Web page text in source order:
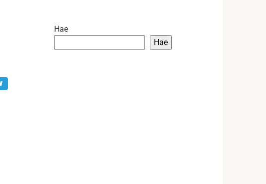
Hae
Hae